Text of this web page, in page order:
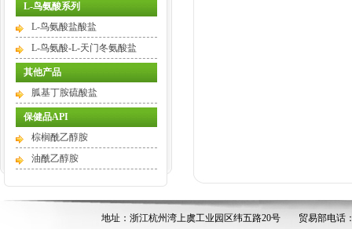
L-鸟氨酸系列
L-鸟氨酸盐酸盐
L-鸟氨酸-L-天门冬氨酸盐
其他产品
胍基丁胺硫酸盐
保健品API
棕榈酰乙醇胺
油酰乙醇胺
地址：浙江杭州湾上虞工业园区纬五路20号
贸易部电话